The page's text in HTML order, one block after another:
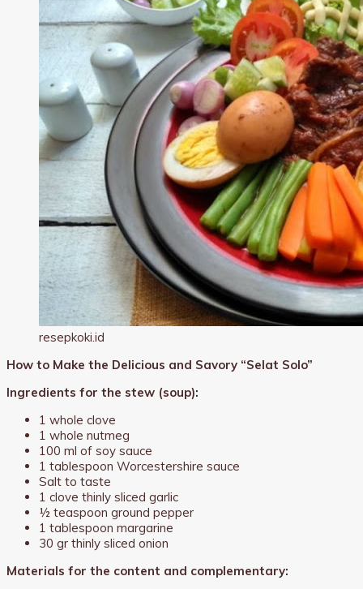
resepkoki.id
How to Make the Delicious and Savory “Selat Solo”
Ingredients for the stew (soup):
1 whole clove
1 whole nutmeg
100 ml of soy sauce
1 tablespoon Worcestershire sauce
Salt to taste
1 clove thinly sliced garlic
½ teaspoon ground pepper
1 tablespoon margarine
30 gr thinly sliced onion
Materials for the content and complementary: